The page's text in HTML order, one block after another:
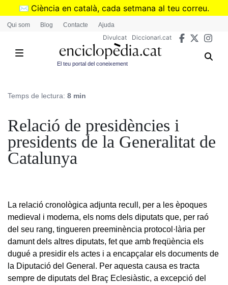
Vés
✉️ Ciència en català, cada setmana al teu correu.
➜Subscriu-te al butlletí de Divulcat
Qui som Blog Contacte Ajuda
Divulcat Diccionari.cat
El teu portal del coneixement
Temps de lectura: 8 min
Relació de presidències i
presidents de la Generalitat de
Catalunya
La relació cronològica adjunta recull, per a les èpoques
medieval i moderna, els noms dels diputats que, per raó
del seu rang, tingueren preeminència protocol·lària per
damunt dels altres diputats, fet que amb freqüència els
dugué a presidir els actes i a encapçalar els documents de
la Diputació del General. Per aquesta causa es tracta
sempre de diputats del Braç Eclesiàstic, a excepció del